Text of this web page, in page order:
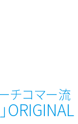
チコマー流
ORIGINAL